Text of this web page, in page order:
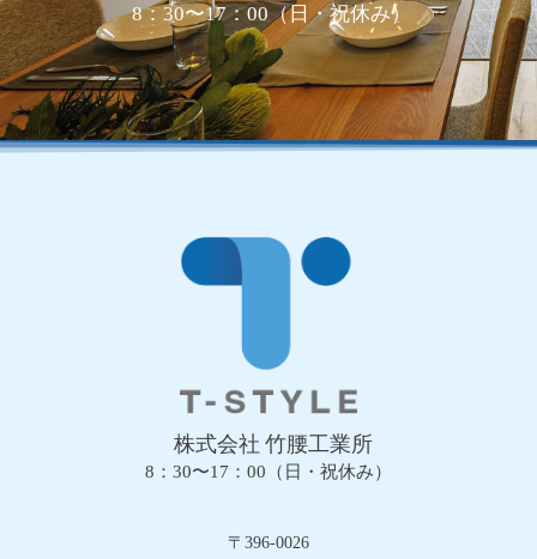
8：30〜17：00（日・祝休み）
株式会社 竹腰工業所
8：30〜17：00（日・祝休み）
〒396-0026